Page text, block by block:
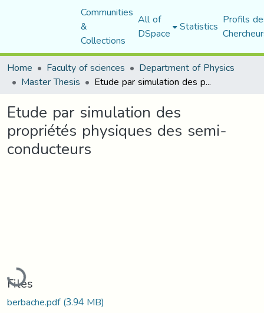
Communities
&
Collections
All of
DSpace Statistics Profils
Home
Faculty of sciences Department of Physics
Master Thesis Etude par simulation des propriétés physiques des semi-conducteurs
Etude par simulation des
propriétés physiques des semi-
conducteurs
Loading...
Files
berbache.pdf(3.94 MB)